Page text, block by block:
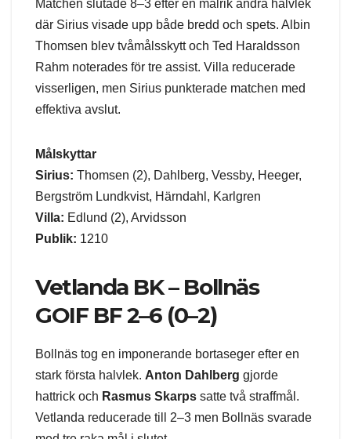
Matchen slutade 8–3 efter en målrik andra halvlek
där Sirius visade upp både bredd och spets. Albin
Thomsen blev tvåmålsskytt och Ted Haraldsson
Rahm noterades för tre assist. Villa reducerade
visserligen, men Sirius punkterade matchen med
effektiva avslut.
Målskyttar
Sirius: Thomsen (2), Dahlberg, Vessby, Heeger,
Bergström Lundkvist, Härndahl, Karlgren
Villa: Edlund (2), Arvidsson
Publik: 1210
Vetlanda BK – Bollnäs
GOIF BF 2–6 (0–2)
Bollnäs tog en imponerande bortaseger efter en
stark första halvlek. Anton Dahlberg gjorde
hattrick och Rasmus Skarps satte två straffmål.
Vetlanda reducerade till 2–3 men Bollnäs svarade